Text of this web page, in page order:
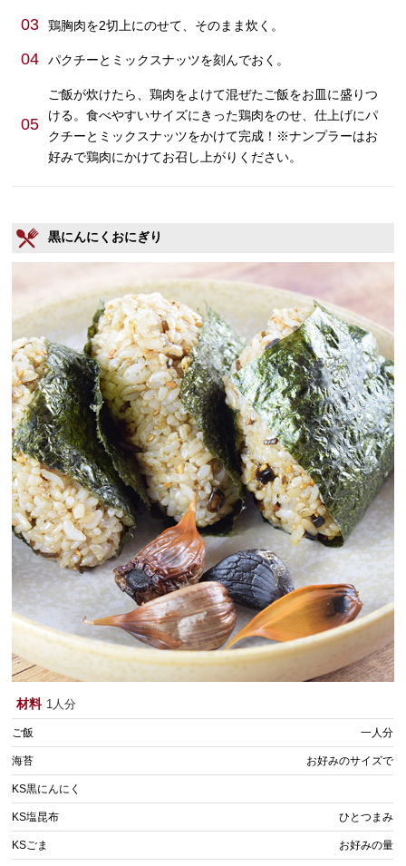
03 鶏胸肉を2切上にのせて、そのまま炊く。
04 パクチーとミックスナッツを刻んでおく。
05
ご飯が炊けたら、鶏肉をよけて混ぜたご飯をお皿に盛りつ
ける。食べやすいサイズにきった鶏肉をのせ、仕上げにパ
クチーとミックスナッツをかけて完成！※ナンプラーはお
好みで鶏肉にかけてお召し上がりください。
黒にんにくおにぎり
材料 1人分
ご飯 一人分
海苔 お好みのサイズで
KS黒にんにく
KS塩昆布 ひとつまみ
KSごま お好みの量